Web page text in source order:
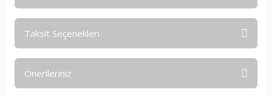
Taksit Seçenekleri
Önerileriniz